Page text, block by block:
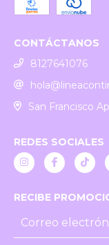
CONTÁCTANOS
8127641076
San Francisco
REDES SOCIALES
RECIBE